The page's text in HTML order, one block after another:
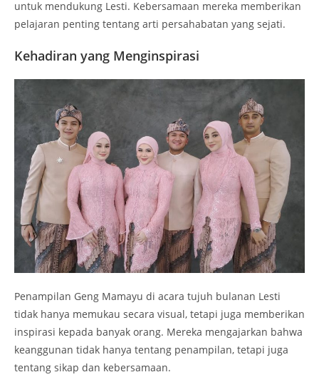
untuk mendukung Lesti. Kebersamaan mereka memberikan
pelajaran penting tentang arti persahabatan yang sejati.
Kehadiran yang Menginspirasi
Penampilan Geng Mamayu di acara tujuh bulanan Lesti
tidak hanya memukau secara visual, tetapi juga memberikan
inspirasi kepada banyak orang. Mereka mengajarkan bahwa
keanggunan tidak hanya tentang penampilan, tetapi juga
tentang sikap dan kebersamaan.